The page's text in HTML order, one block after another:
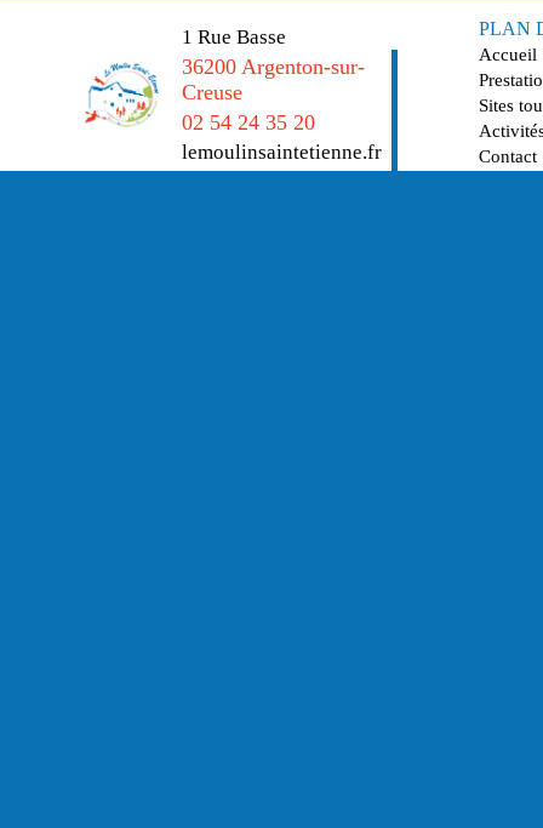
1 Rue Basse
36200 Argenton-sur-
Creuse
02 54 24 35 20
lemoulinsaintetienne.fr
PLAN
Accueil
Sites
Contact